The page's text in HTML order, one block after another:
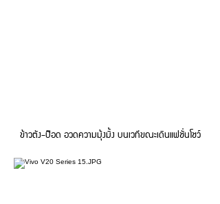
ข้าวตัง-ป๊อด อวดความมุ้งมิ้ง บนเวทีขณะเดินแฟชั่นโชว์